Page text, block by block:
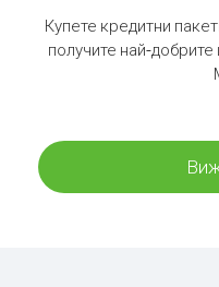
Купете кредитни
получите най-